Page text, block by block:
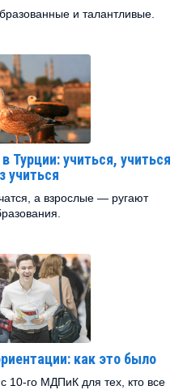
и талантливые.
Турции: учиться, учиться
учиться
а взрослые — ругают
как это было
10-го МДПиК для тех, кто все